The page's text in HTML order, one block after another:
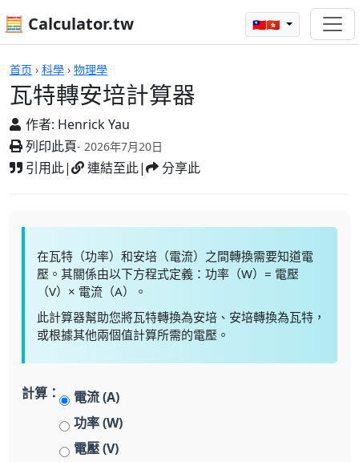
🧮 Calculator.tw 🇹🇼🇭🇰
首页 › 科學 › 物理學
瓦特轉安培計算器
作者: Henrick Yau
列印此頁- 2026年7月20日
引用此| 連結至此| 分享此
計算機
在瓦特（功率）和安培（電流）之間轉換需要知道電
壓。其關係由以下方程式定義：功率（W）= 電壓
（V）× 電流（A）。
此計算器幫助您將瓦特轉換為安培、安培轉換為瓦特，
或根據其他兩個值計算所需的電壓。
計算：
電流 (A)
功率 (W)
電壓 (V)